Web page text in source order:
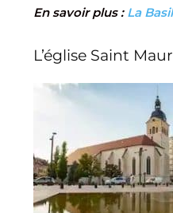
En savoir plus : La
L’église Saint